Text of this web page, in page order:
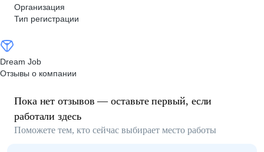
Организация
Тип регистрации
Dream Job
Отзывы о компании
Пока нет отзывов — оставьте первый, если
работали здесь
Поможете тем, кто сейчас выбирает место работы